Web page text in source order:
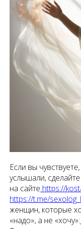
Если вы
услышали,
на сайте https://
https://t.me/
женщин, которые
«надо», а не «хочу»: